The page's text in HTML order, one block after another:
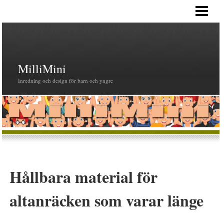
MilliMini
Inredning och design för barn och yngre
Hållbara material för
altanräcken som varar länge